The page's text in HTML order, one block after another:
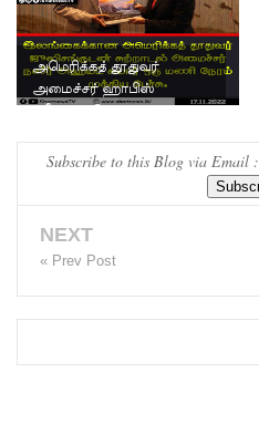
அமெரிக்கத் தூதுவர்
அமைச்சர் ஹாபிஸ்
நசீருடன் இருதரப்பு
ப...Subscribe to this Blog via Email :
NEXT
« Prev Post